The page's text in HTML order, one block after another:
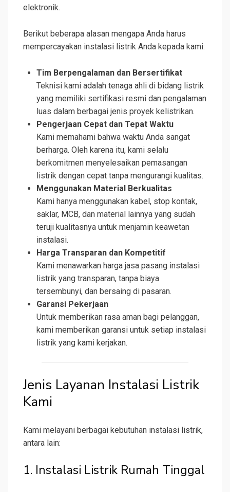
elektronik.
Berikut beberapa alasan mengapa Anda harus
mempercayakan instalasi listrik Anda kepada kami:
Tim Berpengalaman dan Bersertifikat
Teknisi kami adalah tenaga ahli di bidang listrik
yang memiliki sertifikasi resmi dan pengalaman
luas dalam berbagai jenis proyek kelistrikan.
Pengerjaan Cepat dan Tepat Waktu
Kami memahami bahwa waktu Anda sangat
berharga. Oleh karena itu, kami selalu
berkomitmen menyelesaikan pemasangan
listrik dengan cepat tanpa mengurangi kualitas.
Menggunakan Material Berkualitas
Kami hanya menggunakan kabel, stop kontak,
saklar, MCB, dan material lainnya yang sudah
teruji kualitasnya untuk menjamin keawetan
instalasi.
Harga Transparan dan Kompetitif
Kami menawarkan harga jasa pasang instalasi
listrik yang transparan, tanpa biaya
tersembunyi, dan bersaing di pasaran.
Garansi Pekerjaan
Untuk memberikan rasa aman bagi pelanggan,
kami memberikan garansi untuk setiap instalasi
listrik yang kami kerjakan.
Jenis Layanan Instalasi Listrik
Kami
Kami melayani berbagai kebutuhan instalasi listrik,
antara lain:
1. Instalasi Listrik Rumah Tinggal